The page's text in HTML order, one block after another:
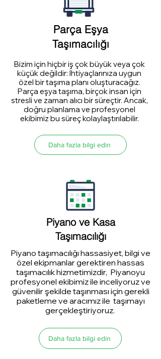
Parça Eşya
Taşımacılığı
Bizim için hiçbir iş çok büyük veya çok
küçük değildir: İhtiyaçlarınıza uygun
özel bir taşıma planı oluşturacağız.
Parça eşya taşıma, birçok insan için
stresli ve zaman alıcı bir süreçtir. Ancak,
doğru planlama ve profesyonel
ekibimiz bu süreç kolaylaştırılabilir.
Daha fazla bilgi edin
Piyano ve Kasa
Taşımacılığı
Piyano taşımacılığı hassasiyet, bilgi ve
özel ekipmanlar gerektiren hassas
taşımacılık hizmetimizdir, Piyanoyu
profesyonel ekibimiz ile inceliyoruz ve
güvenilir şekilde taşınması için gerekli
paketleme ve aracımız ile taşımayı
gerçekleştiriyoruz.
Daha fazla bilgi edin